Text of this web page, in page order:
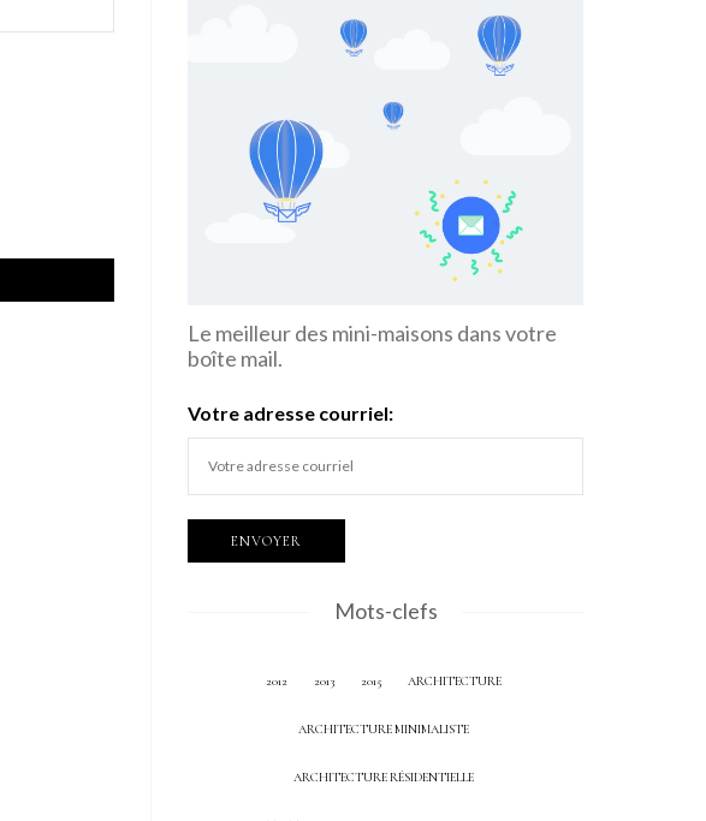
Le meilleur des mini-maisons dans votre
boîte mail.
Votre adresse courriel:
Mots-clefs
2012 2013 2015 ARCHITECTURE
ARCHITECTURE MINIMALISTE
ARCHITECTURE RÉSIDENTIELLE